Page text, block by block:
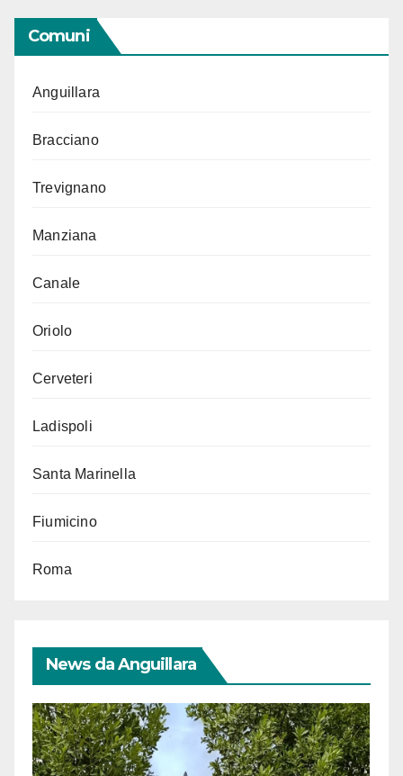
Comuni
Anguillara
Bracciano
Trevignano
Manziana
Canale
Oriolo
Cerveteri
Ladispoli
Santa Marinella
Fiumicino
Roma
News da Anguillara